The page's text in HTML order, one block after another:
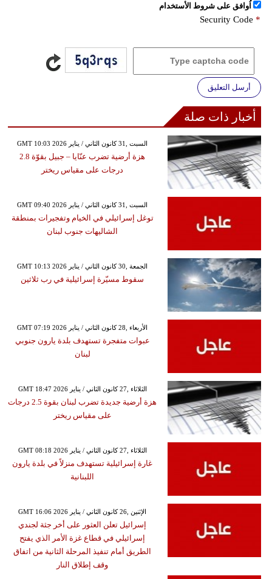
اُوافق على شروط الأستخدام
Security Code *
أرسل التعليق
أخبار ذات صلة
GMT 10:03 2026 السبت ,31 كانون الثاني / يناير
هزة أرضية تضرب عنّايا – جبيل بقوّة 2.8
درجات على مقياس ريختر
GMT 09:40 2026 السبت ,31 كانون الثاني / يناير
توغل إسرائيلي في الخيام وتفجيرات بمنطقة
الشاليهات جنوب لبنان
GMT 10:13 2026 الجمعة ,30 كانون الثاني / يناير
سقوط مسيّرة إسرائيلية في رب ثلاثين
GMT 07:19 2026 الأربعاء ,28 كانون الثاني / يناير
عبوات متفجرة تستهدف بلدة يارون جنوبي
لبنان
GMT 18:47 2026 الثلاثاء ,27 كانون الثاني / يناير
هزة أرضية جديدة تضرب لبنان بقوة 2.5 درجات
على مقياس ريختر
GMT 08:18 2026 الثلاثاء ,27 كانون الثاني / يناير
غارة إسرائيلية تستهدف منزلاً في بلدة يارون
اللبنانية
GMT 16:06 2026 الإثنين ,26 كانون الثاني / يناير
إسرائيل تعلن العثور على أخر جثة لجندي
إسرائيلي في قطاع غزة الأمر الذي يفتح
الطريق أمام تنفيذ المرحلة الثانية من اتفاق
وقف إطلاق النار